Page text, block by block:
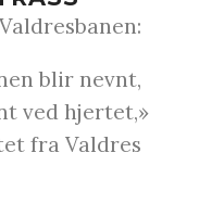
blir nevnt,
ved hjertet,»
fra Valdres